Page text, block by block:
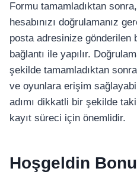
Formu tamamladıktan
hesabınızı doğrulamanız
posta adresinize gönderilen
bağlantı ile yapılır.
şekilde tamamladıktan
ve oyunlara erişim
adımı dikkatli bir şekilde
kayıt süreci için önemlidir.
Hoşgeldin